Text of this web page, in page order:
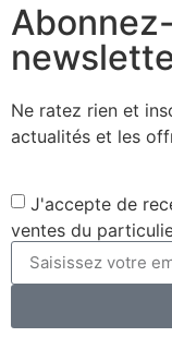
Ne ratez rien et
actualités et les
J'accepte de
ventes du